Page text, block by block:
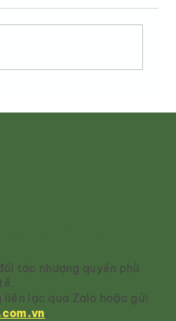
tác nhượng quyền phù
liên lạc qua Zalo hoặc gửi
.